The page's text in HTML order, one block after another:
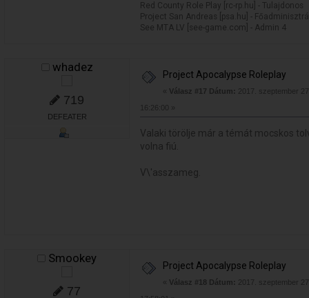
Red County Role Play [rc-rp.hu] - Tulajdonos
Project San Andreas [psa.hu] -
See MTA LV [see-game.com] - Admin 4
whadez
719
DEFEATER
Project Apocalypse Roleplay
« Válasz #17 Dátum:
2017. szeptember
16:26:00 »
Valaki törölje már a témát mocskos
volna fiú.
V\'asszameg.
Smookey
77
Project Apocalypse Roleplay
« Válasz #18 Dátum:
2017. szeptember